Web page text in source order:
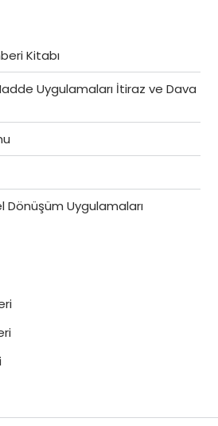
Kitabı
Uygulamaları İtiraz ve Dava
Dönüşüm Uygulamaları